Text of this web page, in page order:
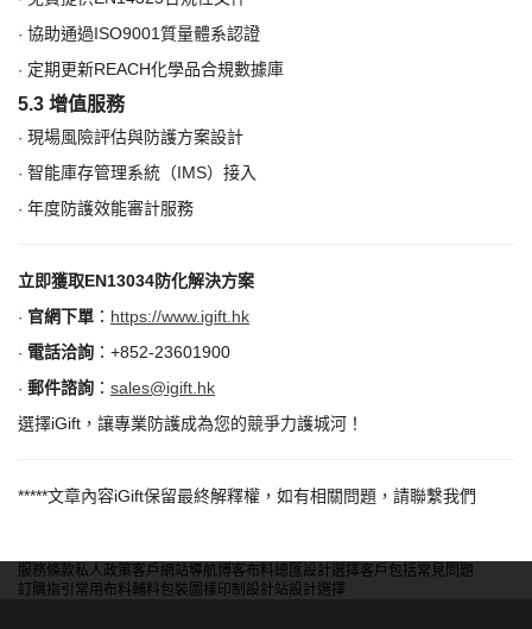
· 協助通過ISO9001質量體系認證
· 定期更新REACH化學品合規數據庫
5.3 增值服務
· 現場風險評估與防護方案設計
· 智能庫存管理系統（IMS）接入
· 年度防護效能審計服務
立即獲取EN13034防化解決方案
· 官網下單 ： https://www.igift.hk
· 電話洽詢 ： +852-23601900
· 郵件諮詢 ： sales@igift.hk
選擇iGift，讓專業防護成為您的競爭力護城河！
*****文章內容iGift保留最終解釋權，如有相關問題，請聯繫我們
服務條款私人政策客戶 網站導航博客布料總匯設計選擇客戶包括常見問題
訂購指引 常用布料輔料包裝 圖樣印制 設計站設計選擇